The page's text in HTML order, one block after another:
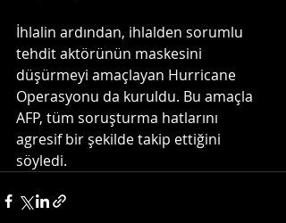
İhlalin ardından, ihlalden sorumlu
tehdit aktörünün maskesini
düşürmeyi amaçlayan Hurricane
Operasyonu da kuruldu. Bu amaçla
AFP, tüm soruşturma hatlarını
agresif bir şekilde takip ettiğini
söyledi.